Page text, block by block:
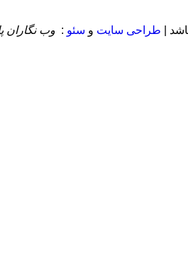
طراحی سایت و سئو : وب نگاران